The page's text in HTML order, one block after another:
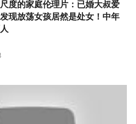
尺度的家庭伦理片：已婚大叔爱
现放荡女孩居然是处女！中年